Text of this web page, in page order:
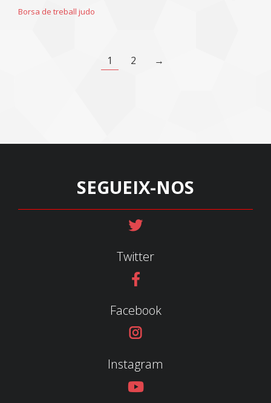
Borsa de treball judo
1 2 →
SEGUEIX-NOS
Twitter
Facebook
Instagram